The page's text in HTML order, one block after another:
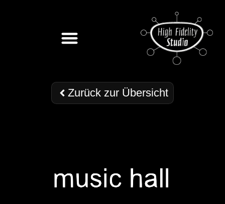
Zurück zur Übersicht